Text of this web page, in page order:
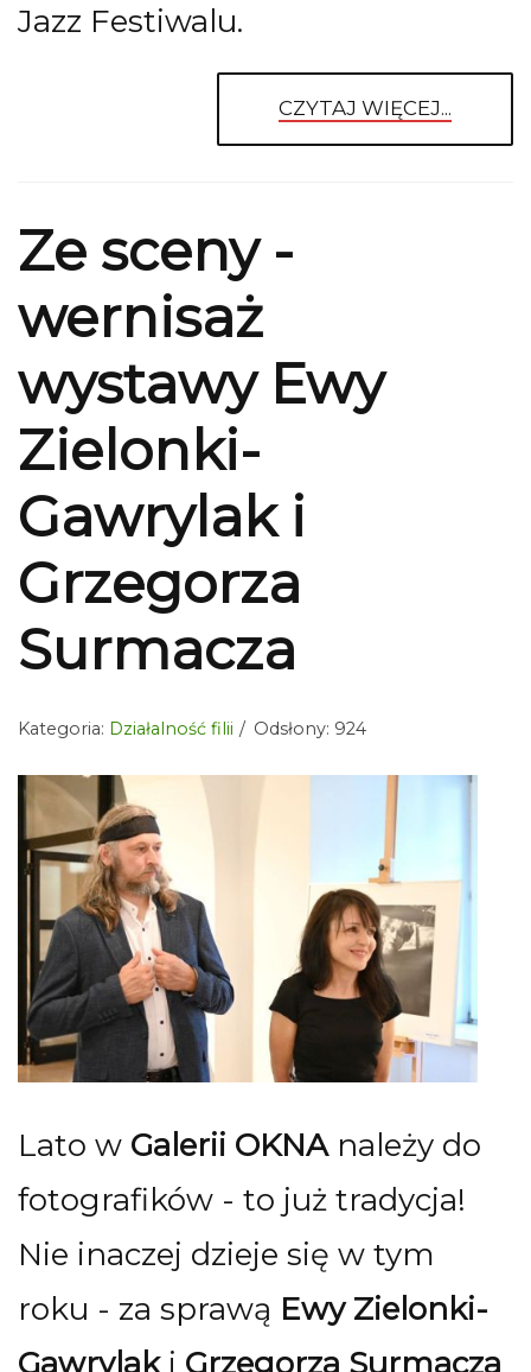
Jazz Festiwalu.
CZYTAJ WIĘCEJ...
Ze sceny -
wernisaż
wystawy Ewy
Zielonki-
Gawrylak i
Grzegorza
Surmacza
Kategoria: Działalność filii Odsłony: 924
Lato w Galerii OKNAnależy do
fotografików - to już tradycja!
Nie inaczej dzieje się w tym
roku - za sprawą Ewy Zielonki-
Gawrylaki Grzegorza Surmacza